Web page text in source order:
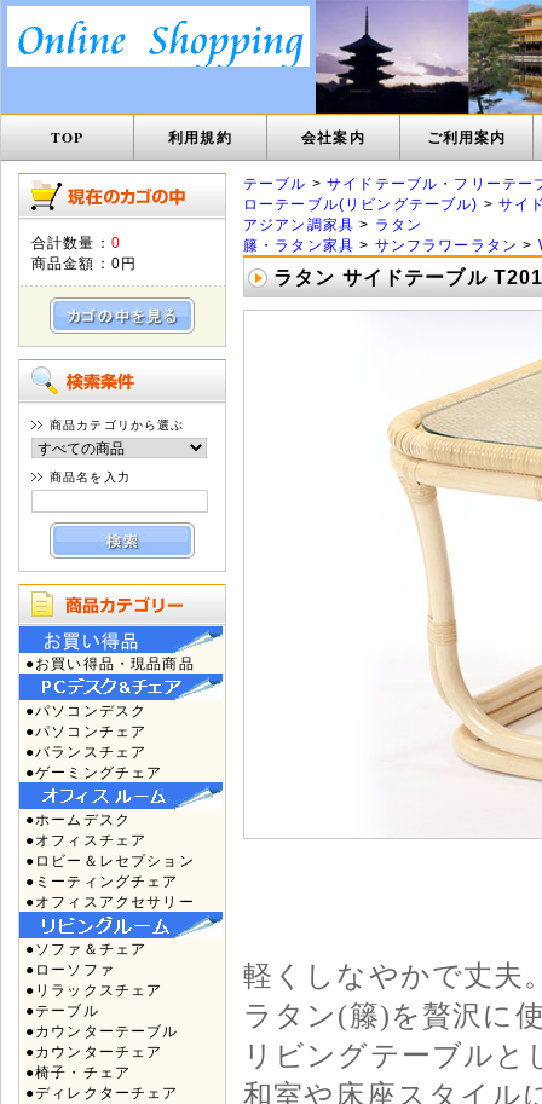
TOP 利用規約 会社案内 ご利用案内
合計数量： 0
商品金額： 0円
商品カテゴリから選ぶ
商品名を入力
●お買い得品・現品商品
●パソコンデスク
●パソコンチェア
●バランスチェア
●ゲーミングチェア
●ホームデスク
●オフィスチェア
●ロビー＆レセプション
●ミーティングチェア
●オフィスアクセサリー
●ソファ＆チェア
●ローソファ
●リラックスチェア
●テーブル
●カウンターテーブル
●カウンターチェア
●椅子・チェア
●ディレクターチェア
テーブル >サイドテーブル・フリーテー
ローテーブル(リビングテーブル) >サイ
アジアン調家具 > ラタン
籐・ラタン家具 > サンフラワーラタン >
ラタン サイドテーブル
軽くしなやかで丈夫
ラタン(籐)を贅沢に
リビングテーブル
和室や床座スタイル